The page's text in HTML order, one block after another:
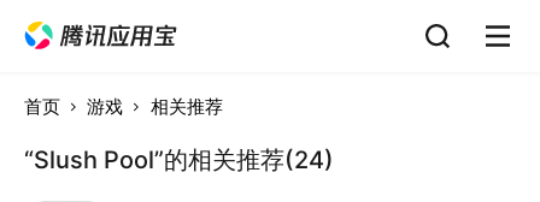
首页 游戏 相关推荐
“Slush Pool”的相关推荐(24)